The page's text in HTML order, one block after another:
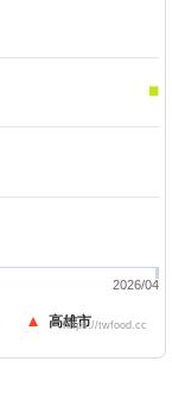
高雄市
2026/04
https://twfood.cc